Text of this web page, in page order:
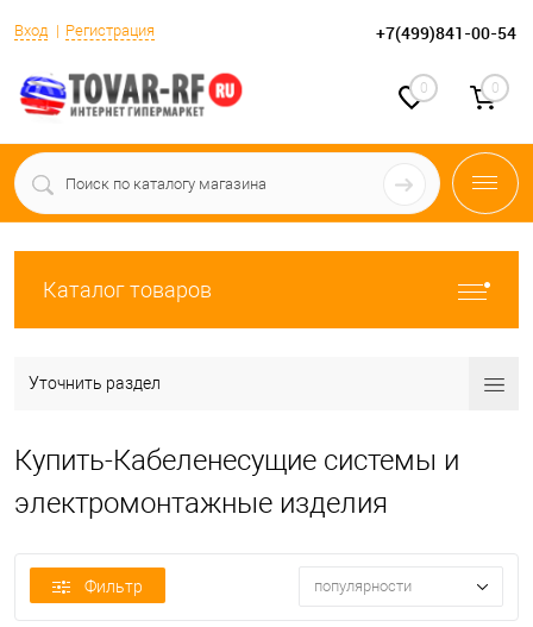
Вход Регистрация +7(499)841-00-54
0 0
Каталог товаров
Уточнить раздел
Купить-Кабеленесущие системы и
электромонтажные изделия
Фильтр популярности